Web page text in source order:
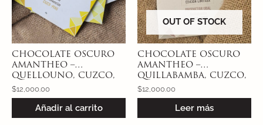
CHOCOLATE OSCURO
AMANTHEO –
QUELLOUNO, CUZCO,
PERÚ 80% – CACAO MIX
DE CHUNCHOS
$12,000.00
Añadir al carrito
OUT OF STOCK
CHOCOLATE OSCURO
AMANTHEO –
QUILLABAMBA, CUZCO,
PERÚ 80% – CACAO
CHUNCHO CÁSCARA
DE HUEVO
$12,000.00
Leer más